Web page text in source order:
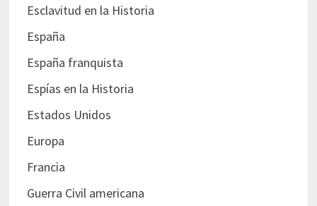
Esclavitud en la Historia
España
España franquista
Espías en la Historia
Estados Unidos
Europa
Francia
Guerra Civil americana